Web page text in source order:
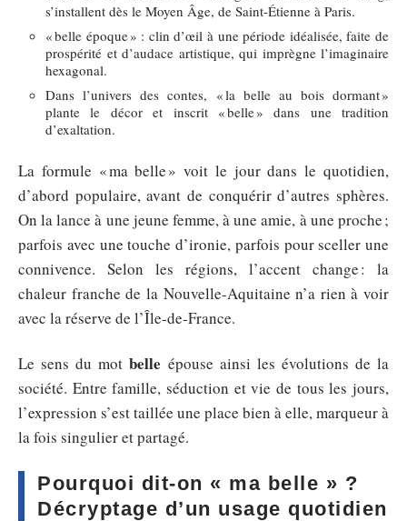
s’installent dès le Moyen Âge, de Saint-Étienne à Paris.
« belle époque » : clin d’œil à une période idéalisée, faite de
prospérité et d’audace artistique, qui imprègne l’imaginaire
hexagonal.
Dans l’univers des contes, « la belle au bois dormant »
plante le décor et inscrit « belle » dans une tradition
d’exaltation.
La formule « ma belle » voit le jour dans le quotidien,
d’abord populaire, avant de conquérir d’autres sphères.
On la lance à une jeune femme, à une amie, à une proche ;
parfois avec une touche d’ironie, parfois pour sceller une
connivence. Selon les régions, l’accent change : la
chaleur franche de la Nouvelle-Aquitaine n’a rien à voir
avec la réserve de l’Île-de-France.
Le sens du motbelle épouse ainsi les évolutions de la
société. Entre famille, séduction et vie de tous les jours,
l’expression s’est taillée une place bien à elle, marqueur à
la fois singulier et partagé.
Pourquoi dit-on « ma belle » ?
Décryptage d’un usage quotidien